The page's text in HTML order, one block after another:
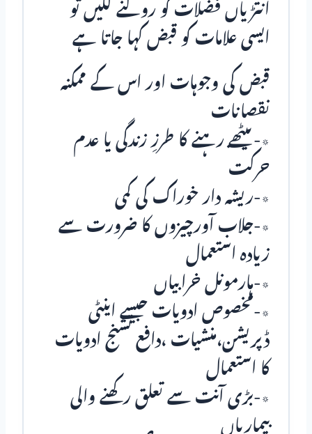
انتڑیاں فضلات کو روکنے لگیں تو
ایسی علامات کو قبض کہا جاتا ہے
قبض کی وجوہات اور اس کے ممکنہ
نقصانات
٭-بیٹھے رہنے کا طرزِ زندگی یا عدم
حرکت
٭-ریشہ دار خوراک کی کمی
٭-جلاب آورچیزوں کا ضرورت سے
زیادہ استعمال
٭-ہارمونل خرابیاں
٭-مخصوص ادویات جیسے اینٹی
ڈپریشن،منشیات ،دافع تشنج ادویات
کا استعمال
٭-بڑی آنت سے تعلق رکھنے والی
بیماریاں